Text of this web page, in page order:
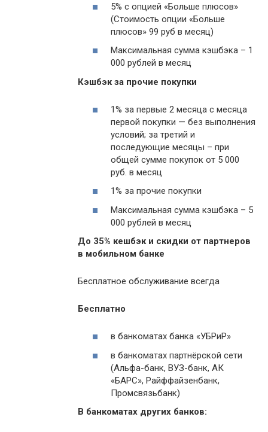
5% с опцией «Больше плюсов»
(Стоимость опции «Больше
плюсов» 99 руб в месяц)
Максимальная сумма кэшбэка – 1
000 рублей в месяц
Кэшбэк за прочие покупки
1% за первые 2 месяца с месяца
первой покупки — без выполнения
условий; за третий и
последующие месяцы – при
общей сумме покупок от 5 000
руб. в месяц
1% за прочие покупки
Максимальная сумма кэшбэка – 5
000 рублей в месяц
До 35% кешбэк и скидки от партнеров
в мобильном банке
Бесплатное обслуживание всегда
Бесплатно
в банкоматах банка «УБРиР»
в банкоматах партнёрской сети
(Альфа-банк, ВУЗ-банк, АК
«БАРС», Райффайзенбанк,
Промсвязьбанк)
В банкоматах других банков: